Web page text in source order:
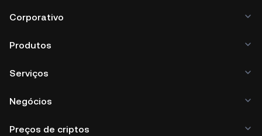
Corporativo
Produtos
Serviços
Negócios
Preços de criptos